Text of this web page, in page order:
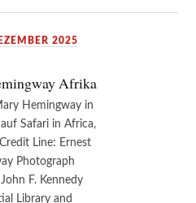
2025
Hemingway in
Safari in Africa,
Line: Ernest
Photograph
F. Kennedy
Library and